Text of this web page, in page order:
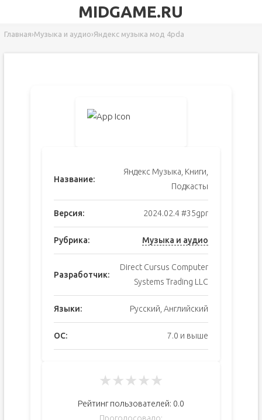
MIDGAME.RU
Главная›Музыка и аудио›Яндекс музыка мод 4pda
Название:
Яндекс Музыка, Книги,
Подкасты
Версия: 2024.02.4 #35gpr
Рубрика: Музыка и аудио
Разработчик:
Direct Cursus Computer
Systems Trading LLC
Языки: Русский, Английский
ОС: 7.0 и выше
★★★★★
Рейтинг пользователей: 0.0